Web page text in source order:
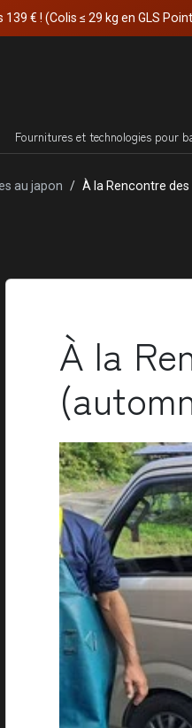
139 € ! (Colis ≤ 29 kg en GLS
Fournitures et technologies pour
au japon À la Rencontre
À la